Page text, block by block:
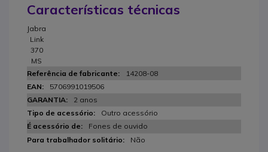
Características técnicas
Jabra
Link
370
MS
14208-08
5706991019506
2 anos
Outro acessório
Fones de ouvido
Não